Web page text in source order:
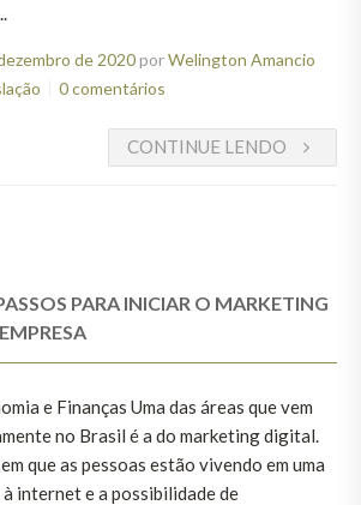
de 2020porWelington Amancio
0 comentários
CONTINUE LENDO
PARA INICIAR O MARKETING
e Finanças Uma das áreas que vem
no Brasil é a do marketing digital.
que as pessoas estão vivendo em uma
à internet e a possibilidade de